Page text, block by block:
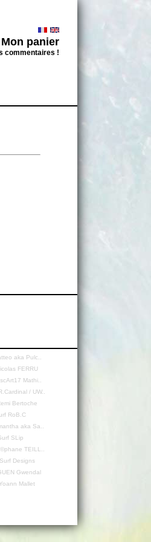
Mon panier
commentaires !
aka Pulc..
FERRU
Mathi..
/ UW..
Bertoche
RoB.C
aka Sa..
SLip
TEILL..
Designs
Gwendal
Mallet